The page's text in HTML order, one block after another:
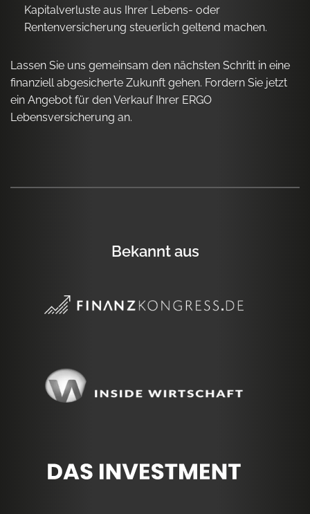
Kapitalverluste aus Ihrer Lebens- oder
Rentenversicherung steuerlich geltend machen.
Lassen Sie uns gemeinsam den nächsten Schritt in eine
finanziell abgesicherte Zukunft gehen. Fordern Sie jetzt
ein Angebot für den Verkauf Ihrer ERGO
Lebensversicherung an.
Bekannt aus